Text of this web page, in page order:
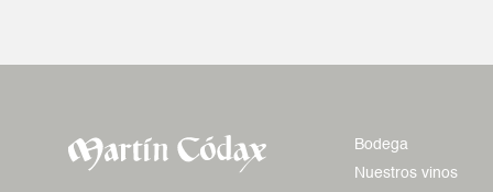
Bodega
Nuestros vinos